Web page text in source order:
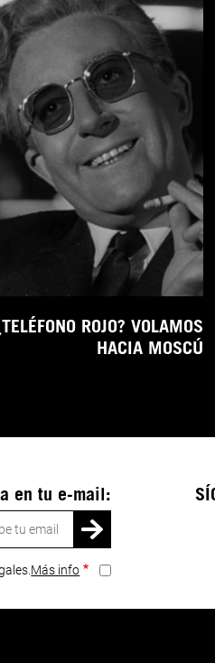
ROJO? VOLAMOS
HACIA MOSCÚ
en tu e-mail:
Más info